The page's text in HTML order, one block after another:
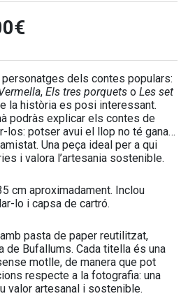
dels contes populars:
, Els tres porquets o Les set
la història es posi interessant.
podràs explicar els contes de
los: potser avui el llop no té gana…
Una peça ideal per a qui
i valora l’artesania sostenible.
cm aproximadament. Inclou
lo i capsa de cartró.
pasta de paper reutilitzat,
de Bufallums. Cada titella és una
motlle, de manera que pot
respecte a la fotografia: una
valor artesanal i sostenible.